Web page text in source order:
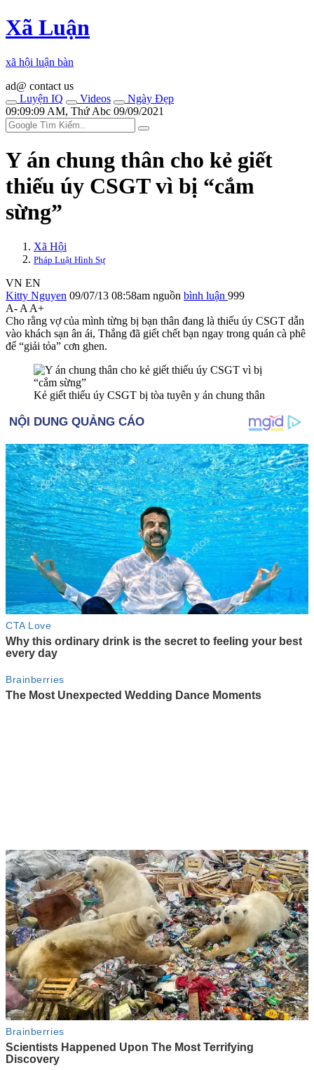
Xã Luận
xã hội luận bàn
ad@ contact us
Luyện IQ
Videos
Ngày Đẹp
09:09:09 AM, Thứ Abc 09/09/2021
Y án chung thân cho kẻ giết
thiếu úy CSGT vì bị “cắm
sừng”
Xã Hội
Pháp Luật Hình Sự
VN EN
Kitty Nguyen 09/07/13 08:58am nguồn bình luận 999
A- A A+
Cho rằng vợ của mình từng bị bạn thân đang là thiếu úy CSGT dẫn
vào khách sạn â‌ּn á‌ּi, Thắng đã giết chết bạn ngay trong quán cà phê
để “giải tỏa” cơn ghen.
Kẻ giết thiếu úy CSGT bị tòa tuyên y án chung thân